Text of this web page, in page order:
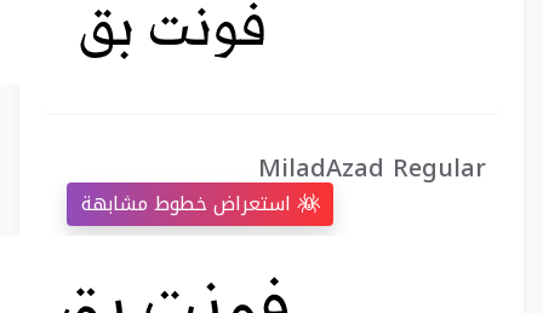
MiladAzad Regular